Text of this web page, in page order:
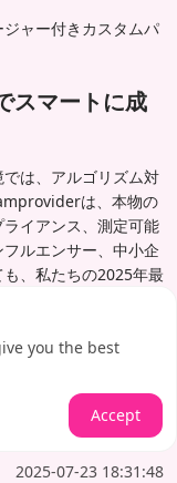
ャー付きカスタムパ
マートに成
は、アルゴリズム対
は、本物の
イアンス、測定可能
ルエンサー、中小企
、私たちの2025年最
ルを提供します。
きましたか？
し、長続きする本物
2025-07-23 18:31:48
you the best
Accept